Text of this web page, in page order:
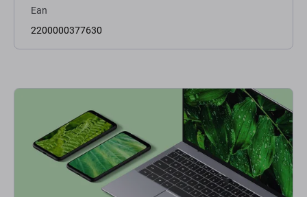
Ean
2200000377630